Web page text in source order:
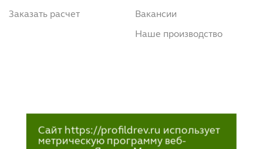
Заказать расчет Вакансии
Наше производство
Сайт https://profildrev.ru использует
метрическую программу веб-